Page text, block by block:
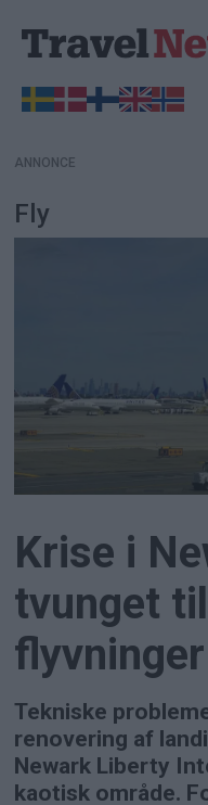
ANNONCE
Fly
Krise i
tvunget
Tekniske
renovering af
Newark Liberty
kaotisk område.